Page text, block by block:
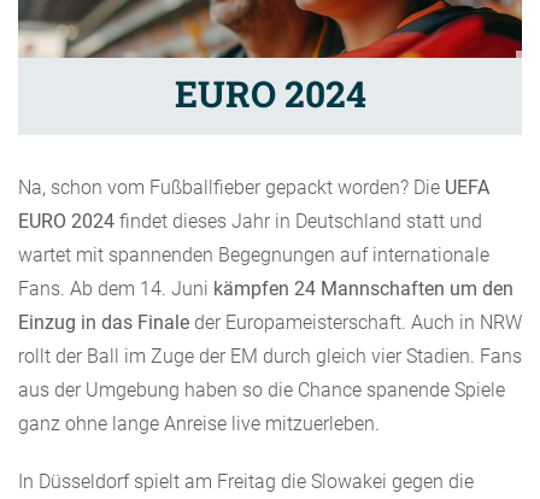
EURO 2024
Na, schon vom Fußballfieber gepackt worden? Die UEFA
EURO 2024 findet dieses Jahr in Deutschland statt und
wartet mit spannenden Begegnungen auf internationale
Fans. Ab dem 14. Juni kämpfen 24 Mannschaften um den
Einzug in das Finale der Europameisterschaft. Auch in NRW
rollt der Ball im Zuge der EM durch gleich vier Stadien. Fans
aus der Umgebung haben so die Chance spanende Spiele
ganz ohne lange Anreise live mitzuerleben.
In Düsseldorf spielt am Freitag die Slowakei gegen die